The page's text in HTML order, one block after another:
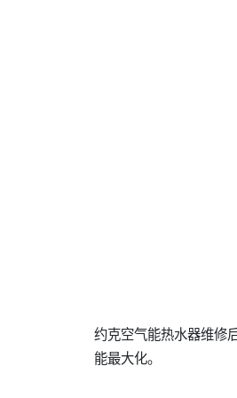
约克空气能热水器维修
能最大化。